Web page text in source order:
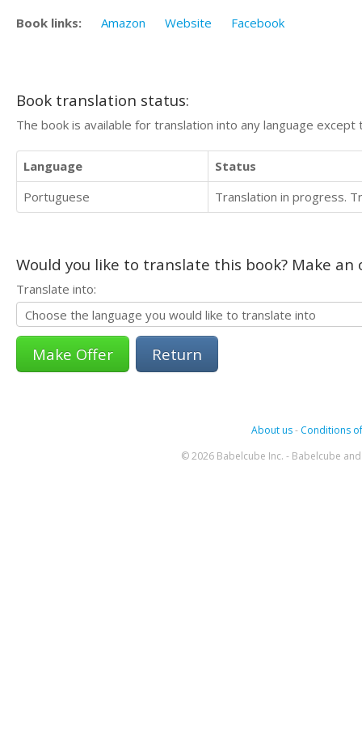
Book links: Amazon Website Facebook
Book translation status:
The book is available for translation into any language
Language
Status
Portuguese
Translation in progress.
Would you like to translate this book? Make
Translate into:
Return
About us- Conditions
© 2026 Babelcube Inc. - Babelcube